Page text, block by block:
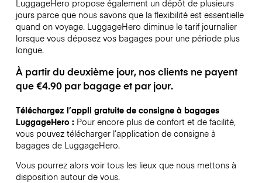
LuggageHero propose également un dépôt de plusieurs
jours parce que nous savons que la flexibilité est essentielle
quand on voyage. LuggageHero diminue le tarif journalier
lorsque vous déposez vos bagages pour une période plus
longue.
À partir du deuxième jour, nos clients ne payent
que €4.90 par bagage et par jour.
Téléchargez l’appli gratuite de consigne à bagages
LuggageHero :Pour encore plus de confort et de facilité,
vous pouvez télécharger l’application de consigne à
bagages de LuggageHero.
Vous pourrez alors voir tous les lieux que nous mettons à
disposition autour de vous.